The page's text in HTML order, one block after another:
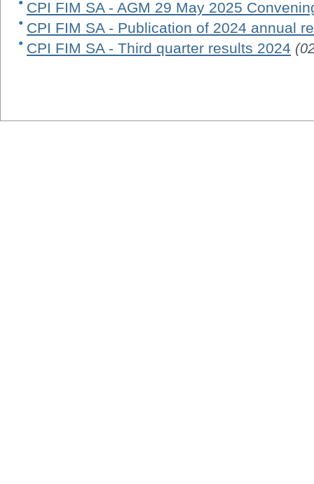
CPI FIM SA - AGM 29 May 2025
CPI FIM SA - Publication of 2024 annual
CPI FIM SA - Third quarter results 2024